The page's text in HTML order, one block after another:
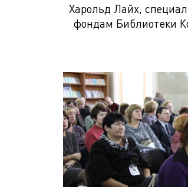
Харольд Лайх,
фондам Библиотеки